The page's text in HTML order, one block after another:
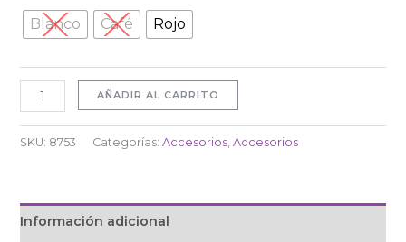
Blanco Café Rojo
AÑADIR AL CARRITO
SKU: 8753 Categorías: Accesorios, Accesorios
Información adicional